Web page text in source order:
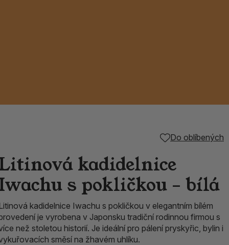
Orientální kovové
lucerny
Do oblíbených
kadidelnice
s pokličkou – bílá
kadidelnice Iwachu s pokličkou v elegantním bílém
je vyrobena v Japonsku tradiční rodinnou firmou s
než stoletou historií. Je ideální pro pálení pryskyřic, bylin i
směsí na žhavém uhlíku.